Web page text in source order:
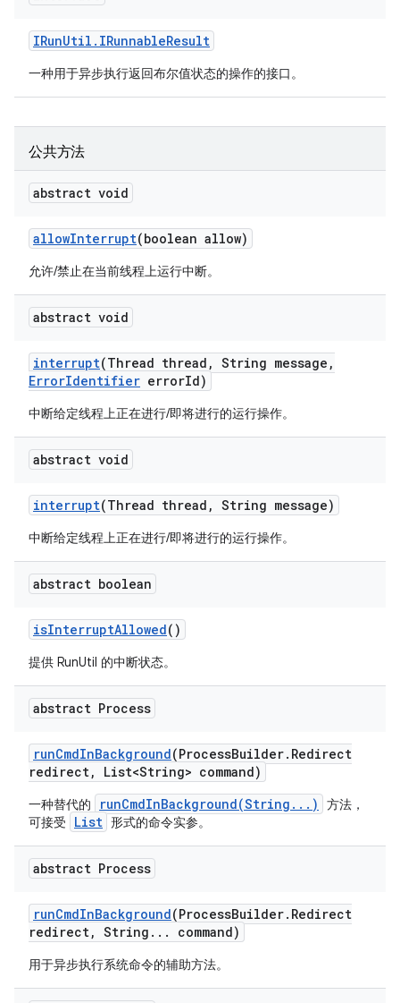
IRunUtil . IRunnableResult
一种用于异步执行返回布尔值状态的操作的接口。
公共方法
abstract void
allowInterrupt(boolean allow)
允许/禁止在当前线程上运行中断。
abstract void
interrupt(Thread thread , String message ,
ErrorIdentifier errorId)
中断给定线程上正在进行/即将进行的运行操作。
abstract void
interrupt(Thread thread , String message)
中断给定线程上正在进行/即将进行的运行操作。
abstract boolean
isInterruptAllowed()
提供 RunUtil 的中断状态。
abstract Process
runCmdInBackground(ProcessBuilder. Redirect
redirect, List<String> command)
一种替代的 runCmdInBackground(String...)
方法，
可接受
List 形式的命令实参。
abstract Process
runCmdInBackground(ProcessBuilder. Redirect
redirect, String . . . command)
用于异步执行系统命令的辅助方法。